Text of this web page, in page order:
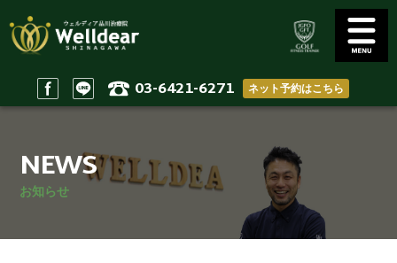
03-6421-6271 ネット予約はこちら
Staff
スタッフ
Access
アクセス
Home
ホーム
NEWS
お知らせ